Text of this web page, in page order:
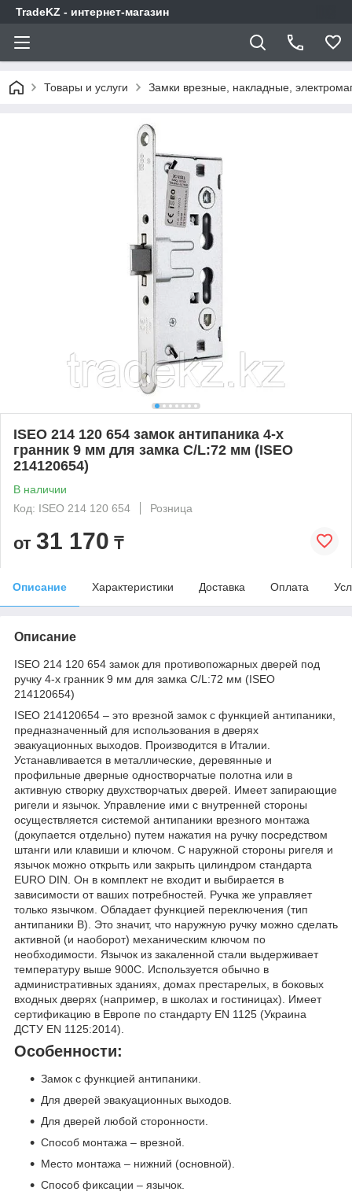
TradeKZ - интернет-магазин
Товары и услуги Замки врезные, накладные,
ISEO 214 120 654 замок антипаника 4-х
гранник 9 мм для замка C/L:72 мм (ISEO
214120654)
В наличии
Код: ISEO 214 120 654
Розница
от 31 170 ₸
Описание Характеристики Доставка Оплата
Описание
ISEO 214 120 654 замок для противопожарных дверей под
ручку 4-х гранник 9 мм для замка C/L:72 мм (ISEO
214120654)
ISEO 214120654 – это врезной замок с функцией антипаники,
предназначенный для использования в дверях
эвакуационных выходов. Производится в Италии.
Устанавливается в металлические, деревянные и
профильные дверные одностворчатые полотна или в
активную створку двухстворчатых дверей. Имеет запирающие
ригели и язычок. Управление ими с внутренней стороны
осуществляется системой антипаники врезного монтажа
(докупается отдельно) путем нажатия на ручку посредством
штанги или клавиши и ключом. С наружной стороны ригеля и
язычок можно открыть или закрыть цилиндром стандарта
EURO DIN. Он в комплект не входит и выбирается в
зависимости от ваших потребностей. Ручка же управляет
только язычком. Обладает функцией переключения (тип
антипаники В). Это значит, что наружную ручку можно сделать
активной (и наоборот) механическим ключом по
необходимости. Язычок из закаленной стали выдерживает
температуру выше 900С. Используется обычно в
административных зданиях, домах престарелых, в боковых
входных дверях (например, в школах и гостиницах). Имеет
сертификацию в Европе по стандарту EN 1125 (Украина
ДСТУ EN 1125:2014).
Особенности:
Замок с функцией антипаники.
Для дверей эвакуационных выходов.
Для дверей любой сторонности.
Способ монтажа – врезной.
Место монтажа – нижний (основной).
Способ фиксации – язычок.